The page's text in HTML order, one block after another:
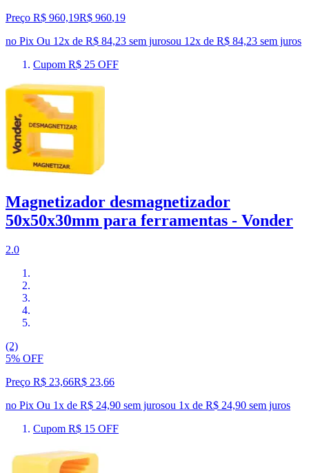
Preço R$ 960,19R$ 960,19
no Pix Ou 12x de R$ 84,23 sem jurosou 12x de R$ 84,23 sem juros
Cupom R$ 25 OFF
Magnetizador desmagnetizador
50x50x30mm para ferramentas - Vonder
2.0
(2)
5% OFF
Preço R$ 23,66R$ 23,66
no Pix Ou 1x de R$ 24,90 sem jurosou 1x de R$ 24,90 sem juros
Cupom R$ 15 OFF